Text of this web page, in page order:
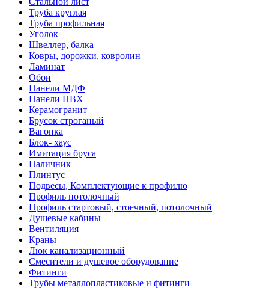
Труба круглая
Труба профильная
Уголок
Швеллер, балка
Ковры, дорожки, ковролин
Ламинат
Обои
Панели МДФ
Панели ПВХ
Керамогранит
Брусок строганый
Вагонка
Блок- хаус
Имитация бруса
Наличник
Плинтус
Подвесы, Комплектующие к профилю
Профиль потолочный
Профиль стартовый, стоечный, потолочный
Душевые кабины
Вентиляция
Краны
Люк канализационный
Смесители и душевое оборудование
Фитинги
Трубы металлопластиковые и фитинги